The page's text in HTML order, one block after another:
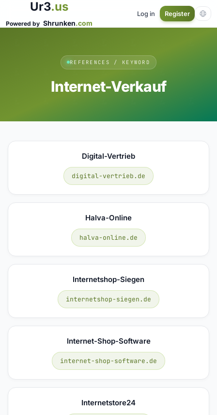
Ur3.us
Powered by Shrunken.com
Log in Register
REFERENCES / KEYWORD
Internet-Verkauf
Digital-Vertrieb
digital-vertrieb.de
Halva-Online
halva-online.de
Internetshop-Siegen
internetshop-siegen.de
Internet-Shop-Software
internet-shop-software.de
Internetstore24